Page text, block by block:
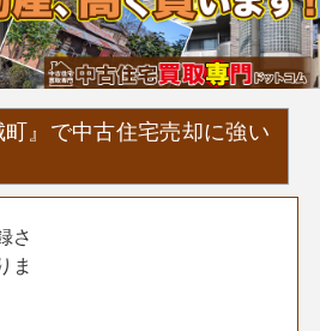
』で中古住宅売却に強い
さ
ま